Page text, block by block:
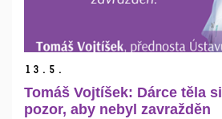
13. 5.
Tomáš Vojtíšek: Dárce těla
pozor, aby nebyl zavražděn